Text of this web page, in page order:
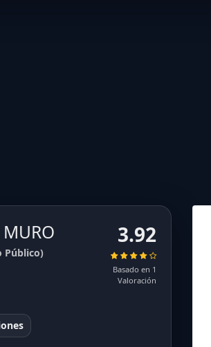
Público)
3.92
Basado en 1
Valoración